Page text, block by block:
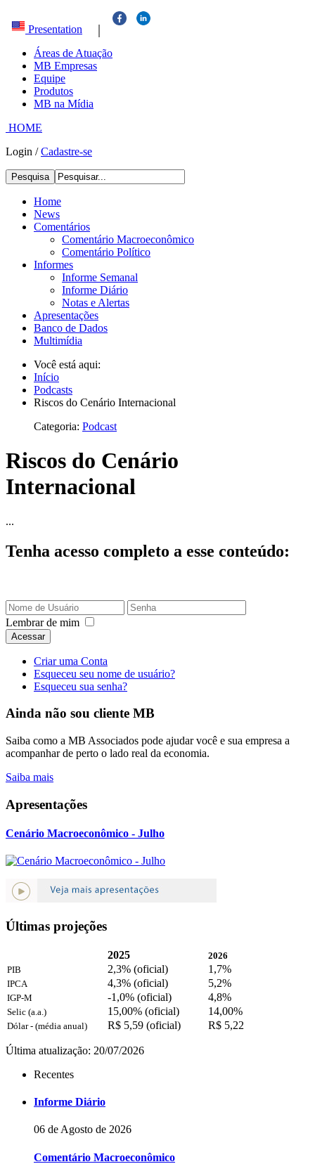
Presentation |
Áreas de Atuação
MB Empresas
Equipe
Produtos
MB na Mídia
HOME
Login /Cadastre-se
Pesquisa
Home
News
Comentários
Comentário Macroeconômico
Comentário Político
Informes
Informe Semanal
Informe Diário
Notas e Alertas
Apresentações
Banco de Dados
Multimídia
Você está aqui:
Início
Podcasts
Riscos do Cenário Internacional
Categoria: Podcast
Riscos do Cenário
Internacional
...
Tenha acesso completo a esse conteúdo:
Lembrar de mim
Acessar
Criar uma Conta
Esqueceu seu nome de usuário?
Esqueceu sua senha?
Ainda não sou cliente MB
Saiba como a MB Associados pode ajudar você e sua empresa a
acompanhar de perto o lado real da economia.
Saiba mais
Apresentações
Cenário Macroeconômico - Julho
Últimas projeções
2025
2026
PIB
2,3% (oficial) 1,7%
IPCA 4,3% (oficial) 5,2%
IGP-M -1,0% (oficial) 4,8%
Selic (a.a.) 15,00% (oficial) 14,00%
Dólar - (média anual) R$ 5,59 (oficial) R$ 5,22
Última atualização: 20/07/2026
Recentes
Informe Diário
06 de Agosto de 2026
Comentário Macroeconômico